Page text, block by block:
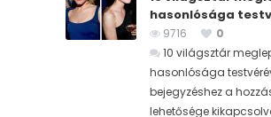
hasonlósága
9716
0
10 világsztár
hasonlósága
bejegyzéshez a
lehetősége